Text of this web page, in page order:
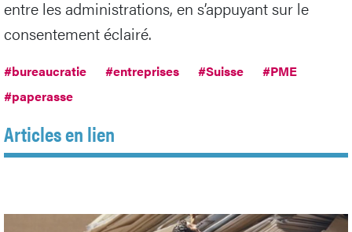
entre les administrations, en s’appuyant sur le
consentement éclairé.
#bureaucratie #entreprises #Suisse
#PME
#paperasse
Articles en lien